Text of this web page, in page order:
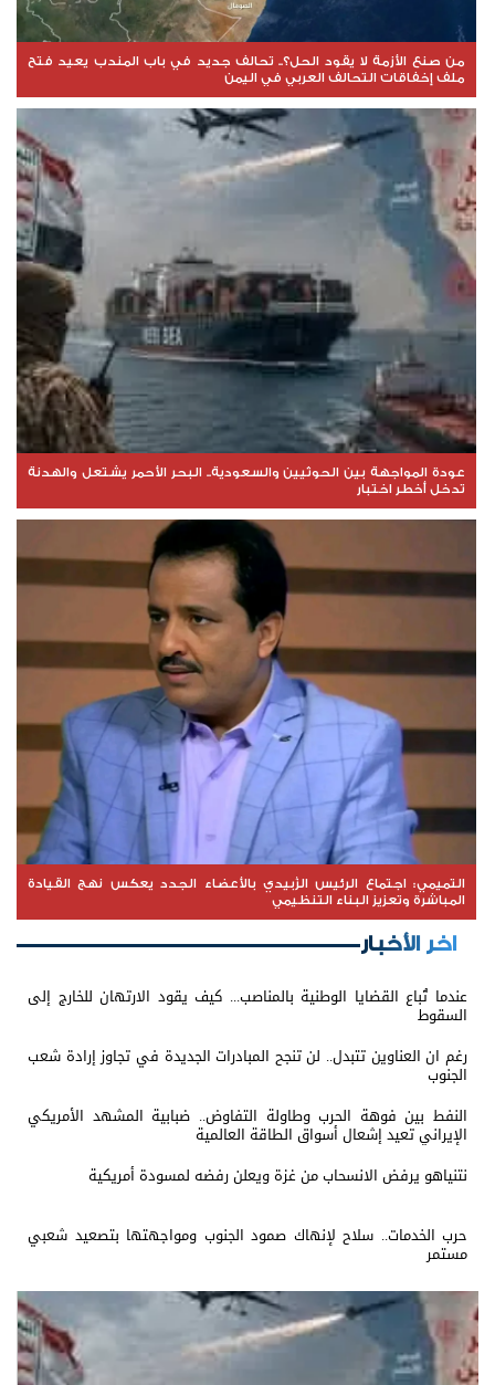
من صنع الأزمة لا يقود الحل؟.. تحالف جديد في باب المندب يعيد فتح
ملف إخفاقات التحالف العربي في اليمن
عودة المواجهة بين الحوثيين والسعودية.. البحر الأحمر يشتعل والهدنة
تدخل أخطر اختبار
التميمي: اجتماع الرئيس الزُبيدي بالأعضاء الجدد يعكس نهج القيادة
المباشرة وتعزيز البناء التنظيمي
اخر الأخبار
عندما تُباع القضايا الوطنية بالمناصب... كيف يقود الارتهان للخارج إلى
السقوط
رغم ان العناوين تتبدل.. لن تنجح المبادرات الجديدة في تجاوز إرادة شعب
الجنوب
النفط بين فوهة الحرب وطاولة التفاوض.. ضبابية المشهد الأمريكي
الإيراني تعيد إشعال أسواق الطاقة العالمية
نتنياهو يرفض الانسحاب من غزة ويعلن رفضه لمسودة أمريكية
حرب الخدمات.. سلاح لإنهاك صمود الجنوب ومواجهتها بتصعيد شعبي
مستمر